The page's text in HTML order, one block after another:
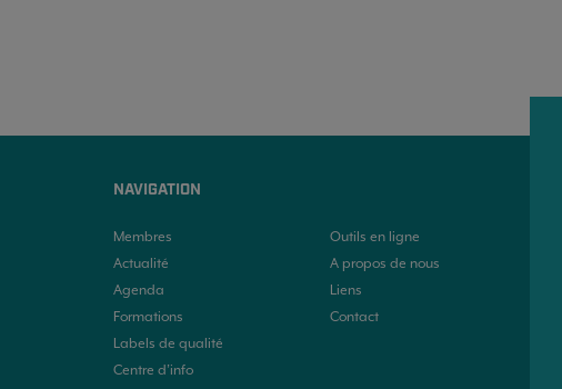
NAVIGATION
Membres
Actualité
Agenda
Formations
Labels de qualité
Centre d’info
Outils en ligne
A propos de nous
Liens
Contact